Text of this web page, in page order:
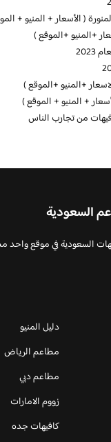
( الأسعار + المنيو +
+المنيو +الموقع )
+المنيو +الموقع )
+ المنيو + الموقع )
من تجارب الناس
السعودية
السعودية في موقع واحد
دليل المنيو
مطاعم الرياض
مطاعم دبي
زووم الامارات
كافيهات جده